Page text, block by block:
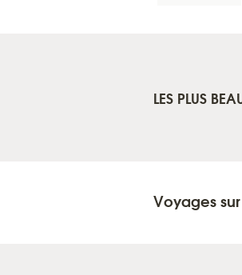
LES PLUS
Voyages